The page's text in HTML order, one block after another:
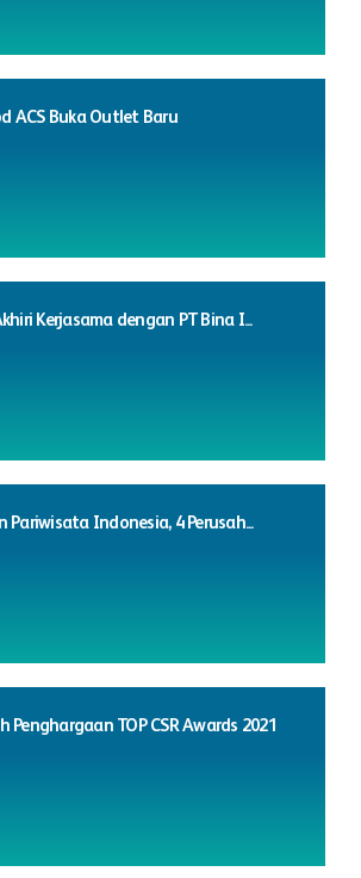
ACS Buka Outlet Baru
Kerjasama dengan PT Bina I...
Pariwisata Indonesia, 4 Perusah...
Penghargaan TOP CSR Awards 2021